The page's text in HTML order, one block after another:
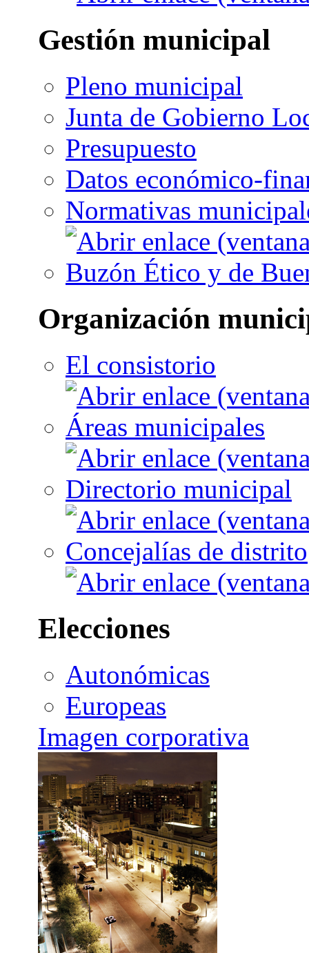
Gestión municipal
Pleno municipal
Junta de Gobierno
Presupuesto
Datos económico-
Normativas
Buzón Ético y de
Organización
El consistorio
Áreas municipales
Directorio municipal
Concejalías de distrito
Elecciones
Autonómicas
Europeas
Imagen corporativa